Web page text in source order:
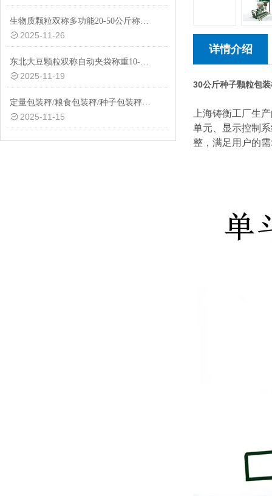
生物质颗粒双称多功能20-50公斤称重包装秤设备
2025-11-26
东北大豆颗粒双称自动夹袋称重10-50公斤包装秤厂家
2025-11-19
定量包装秤/粮食包装秤/种子包装秤/饲料包装秤工厂生产
2025-11-15
详情介绍
30公斤种子颗粒包
上海铸衡工厂生
单元、显示控制
整，满足用户的